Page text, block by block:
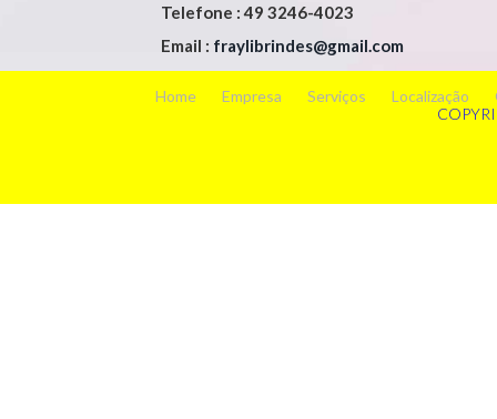
Telefone : 49 3246-4023
Email : fraylibrindes@gmail.com
Home Empresa Serviços Localização